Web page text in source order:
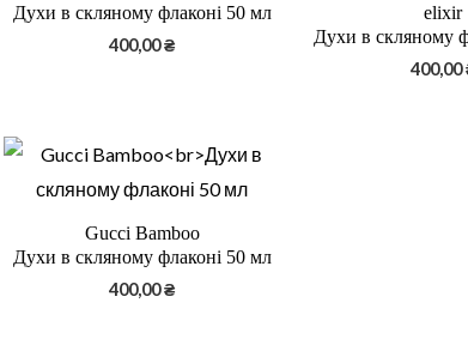
Духи в скляному флаконі 50 мл
400,00₴
elixir
Духи в скляному
400,00
Gucci Bamboo
Духи в скляному флаконі 50 мл
400,00₴